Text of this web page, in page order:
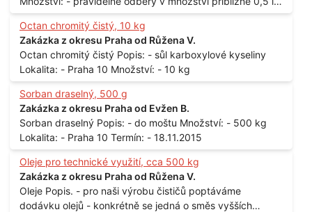
až 1 l
Octan chromitý čistý, 10 kg
Zakázka z okresu Praha od Růžena V.
Octan chromitý čistý Popis: - sůl karboxylové kyseliny
Lokalita: - Praha 10 Množství: - 10 kg
Sorban draselný, 500 g
Zakázka z okresu Praha od Evžen B.
Sorban draselný Popis: - do moštu Množství: - 500 kg
Lokalita: - Praha 10 Termín: - 18.11.2015
Oleje pro technické využití, cca 500 kg
Zakázka z okresu Praha od Růžena V.
Oleje Popis. - pro naši výrobu čističů poptáváme
dodávku olejů - konkrétně se jedná o směs vyšších